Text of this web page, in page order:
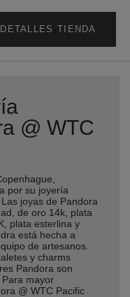
DETALLES TIENDA
@ WTC
por su joyería
joyas de Pandora
de oro 14k, plata
plata esterlina y
está hecha a
de artesanos.
y charms
Pandora son
mayor
@ WTC Pacific